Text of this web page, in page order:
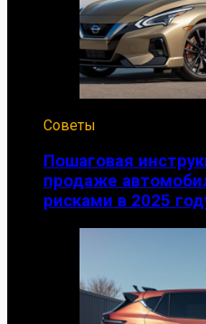
Советы
Пошаговая
продаже
рисками в 2025